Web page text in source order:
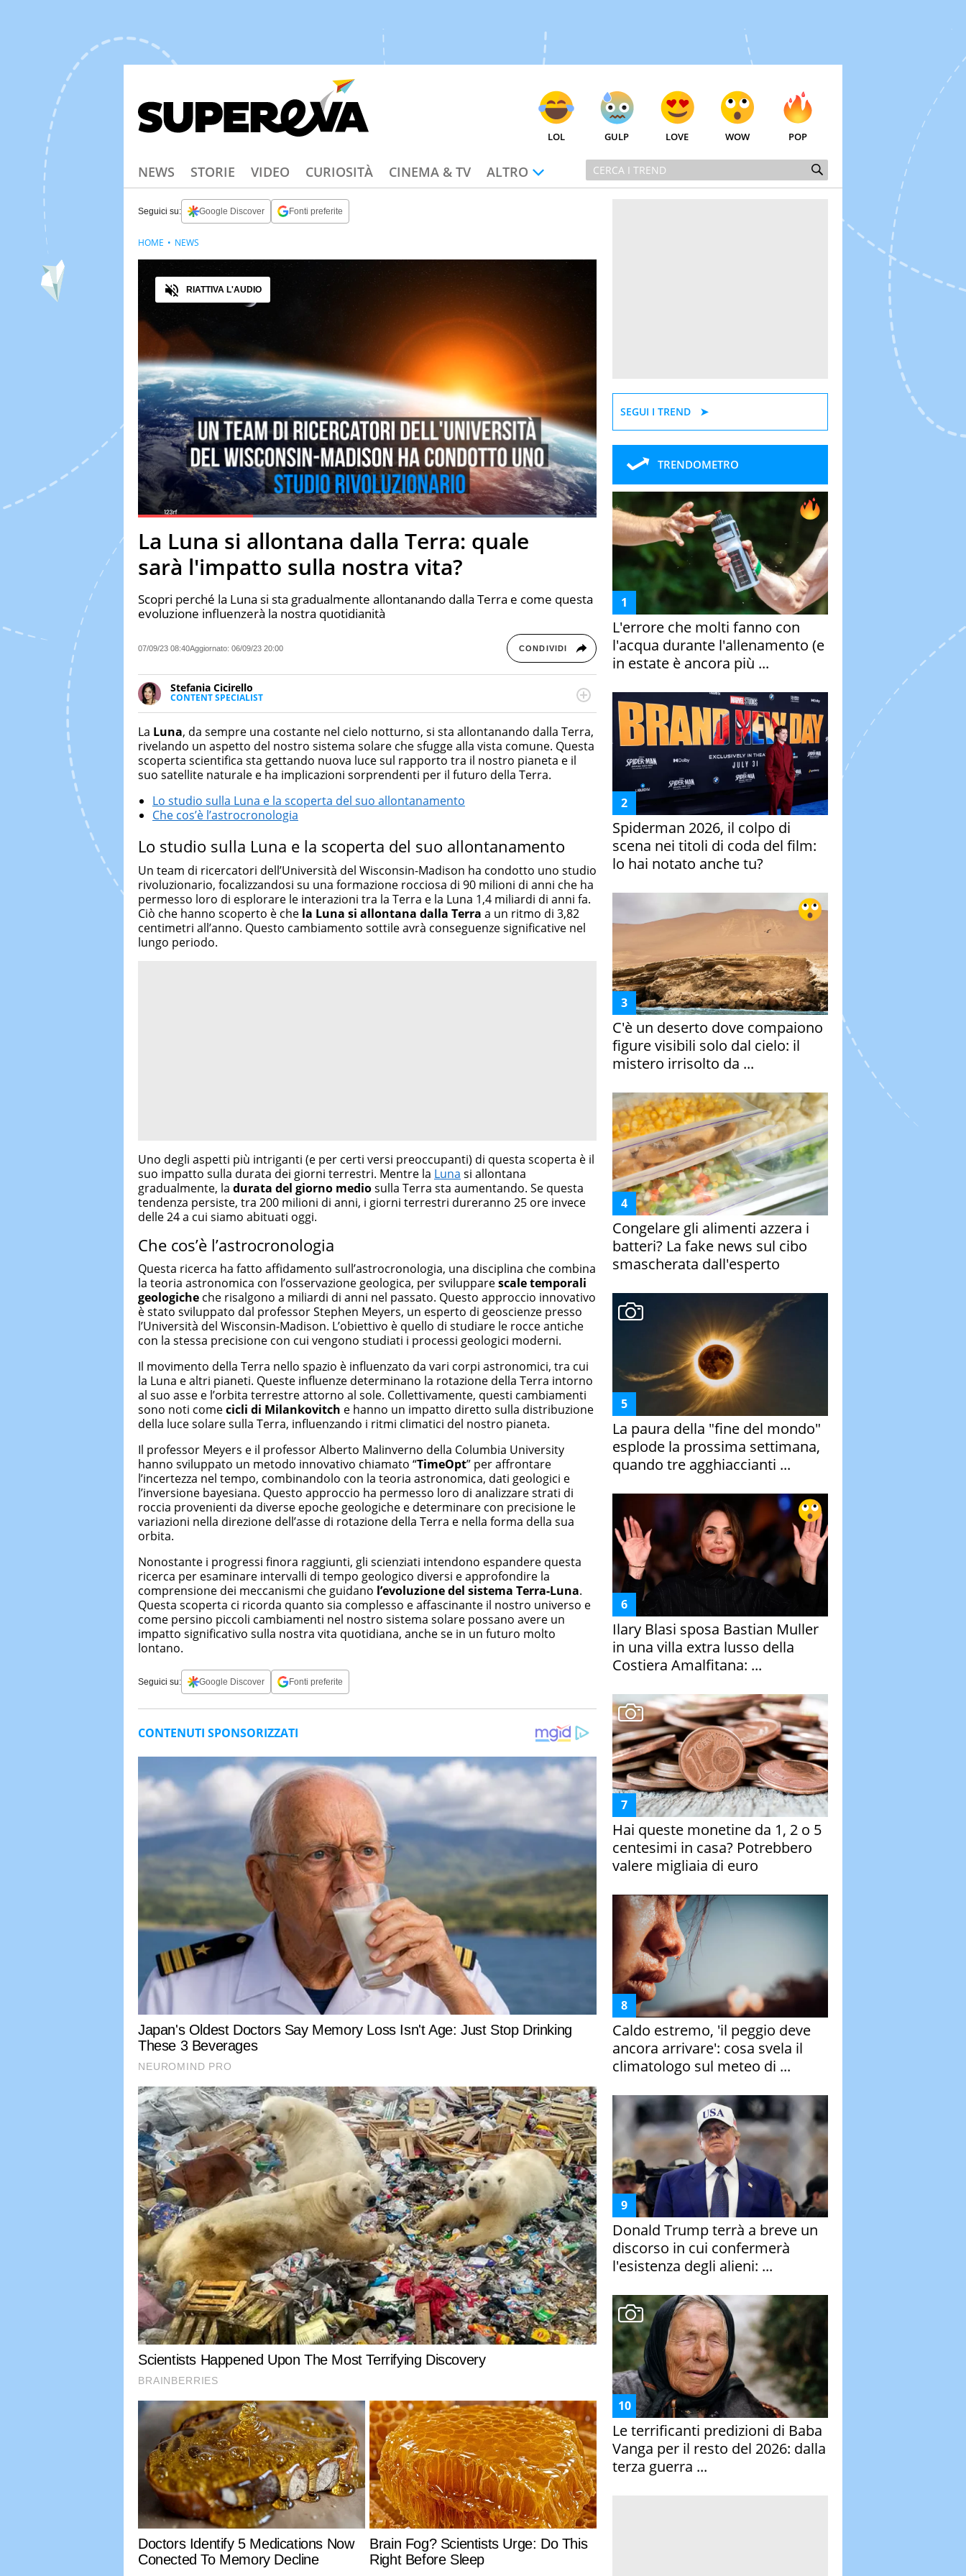
LOL GULP LOVE WOW POP
NEWS STORIE VIDEO CURIOSITÀ CINEMA & TV ALTRO
Seguici su: Google Discover Fonti preferite
PauseUnmuteCurrent TimeDuration
1:15
Loaded:92.57%
Fullscreen
Audio
RIATTIVA L'AUDIO
La Luna si allontana dalla Terra: quale
sarà l'impatto sulla nostra vita?
Scopri perché la Luna si sta gradualmente allontanando dalla Terra e come questa
evoluzione influenzerà la nostra quotidianità
07/09/23 08:40Aggiornato: 06/09/23 20:00 CONDIVIDI
Stefania Cicirello
CONTENT SPECIALIST
Content writer, video editor e fotografa, ha conseguito un Master in Digital & Social
Media Marketing. Scrive articoli in ottica SEO e realizza contenuti per social media, con
focus su Costume & Società, Moda e Bellezza.
HOME NEWS
La Luna, da sempre una costante nel cielo notturno, si sta allontanando dalla Terra,
rivelando un aspetto del nostro sistema solare che sfugge alla vista comune. Questa
scoperta scientifica sta gettando nuova luce sul rapporto tra il nostro pianeta e il
suo satellite naturale e ha implicazioni sorprendenti per il futuro della Terra.
Lo studio sulla Luna e la scoperta del suo allontanamento
Che cos’è l’astrocronologia
Lo studio sulla Luna e la scoperta del suo allontanamento
Un team di ricercatori dell’Università del Wisconsin-Madison ha condotto uno studio
rivoluzionario, focalizzandosi su una formazione rocciosa di 90 milioni di anni che ha
permesso loro di esplorare le interazioni tra la Terra e la Luna 1,4 miliardi di anni fa.
Ciò che hanno scoperto è che la Luna si allontana dalla Terra a un ritmo di 3,82
centimetri all’anno. Questo cambiamento sottile avrà conseguenze significative nel
lungo periodo.
Uno degli aspetti più intriganti (e per certi versi preoccupanti) di questa scoperta è il
suo impatto sulla durata dei giorni terrestri. Mentre la Luna si allontana
gradualmente, la durata del giorno mediosulla Terra sta aumentando. Se questa
tendenza persiste, tra 200 milioni di anni, i giorni terrestri dureranno 25 ore invece
delle 24 a cui siamo abituati oggi.
Che cos’è l’astrocronologia
Questa ricerca ha fatto affidamento sull’astrocronologia, una disciplina che combina
la teoria astronomica con l’osservazione geologica, per svilupparescale temporali
geologiche che risalgono a miliardi di anni nel passato. Questo approccio innovativo
è stato sviluppato dal professor Stephen Meyers, un esperto di geoscienze presso
l’Università del Wisconsin-Madison. L’obiettivo è quello di studiare le rocce antiche
con la stessa precisione con cui vengono studiati i processi geologici moderni.
Il movimento della Terra nello spazio è influenzato da vari corpi astronomici, tra cui
la Luna e altri pianeti. Queste influenze determinano la rotazione della Terra intorno
al suo asse e l’orbita terrestre attorno al sole. Collettivamente, questi cambiamenti
sono noti comecicli di Milankovitch e hanno un impatto diretto sulla distribuzione
della luce solare sulla Terra, influenzando i ritmi climatici del nostro pianeta.
Il professor Meyers e il professor Alberto Malinverno della Columbia University
hanno sviluppato un metodo innovativo chiamato “TimeOpt” per affrontare
l’incertezza nel tempo, combinandolo con la teoria astronomica, dati geologici e
l’inversione bayesiana. Questo approccio ha permesso loro di analizzare strati di
roccia provenienti da diverse epoche geologiche e determinare con precisione le
variazioni nella direzione dell’asse di rotazione della Terra e nella forma della sua
orbita.
Nonostante i progressi finora raggiunti, gli scienziati intendono espandere questa
ricerca per esaminare intervalli di tempo geologico diversi e approfondire la
comprensione dei meccanismi che guidano l’evoluzione del sistema Terra-Luna.
Questa scoperta ci ricorda quanto sia complesso e affascinante il nostro universo e
come persino piccoli cambiamenti nel nostro sistema solare possano avere un
impatto significativo sulla nostra vita quotidiana, anche se in un futuro molto
lontano.
Seguici su: Google Discover Fonti preferite
SEGUI I TREND
TRENDOMETRO
L'errore che molti fanno con
l'acqua durante l'allenamento (e
in estate è ancora più ...
Spiderman 2026, il colpo di
scena nei titoli di coda del film:
lo hai notato anche tu?
C'è un deserto dove compaiono
figure visibili solo dal cielo: il
mistero irrisolto da ...
Congelare gli alimenti azzera i
batteri? La fake news sul cibo
smascherata dall'esperto
La paura della "fine del mondo"
esplode la prossima settimana,
quando tre agghiaccianti ...
Ilary Blasi sposa Bastian Muller
in una villa extra lusso della
Costiera Amalfitana: ...
Hai queste monetine da 1, 2 o 5
centesimi in casa? Potrebbero
valere migliaia di euro
Caldo estremo, 'il peggio deve
ancora arrivare': cosa svela il
climatologo sul meteo di ...
Donald Trump terrà a breve un
discorso in cui confermerà
l'esistenza degli alieni: ...
Le terrificanti predizioni di Baba
Vanga per il resto del 2026: dalla
terza guerra ...